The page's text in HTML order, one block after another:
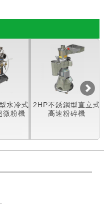
2HP不銹鋼型直立式
高速粉碎機
1HP不